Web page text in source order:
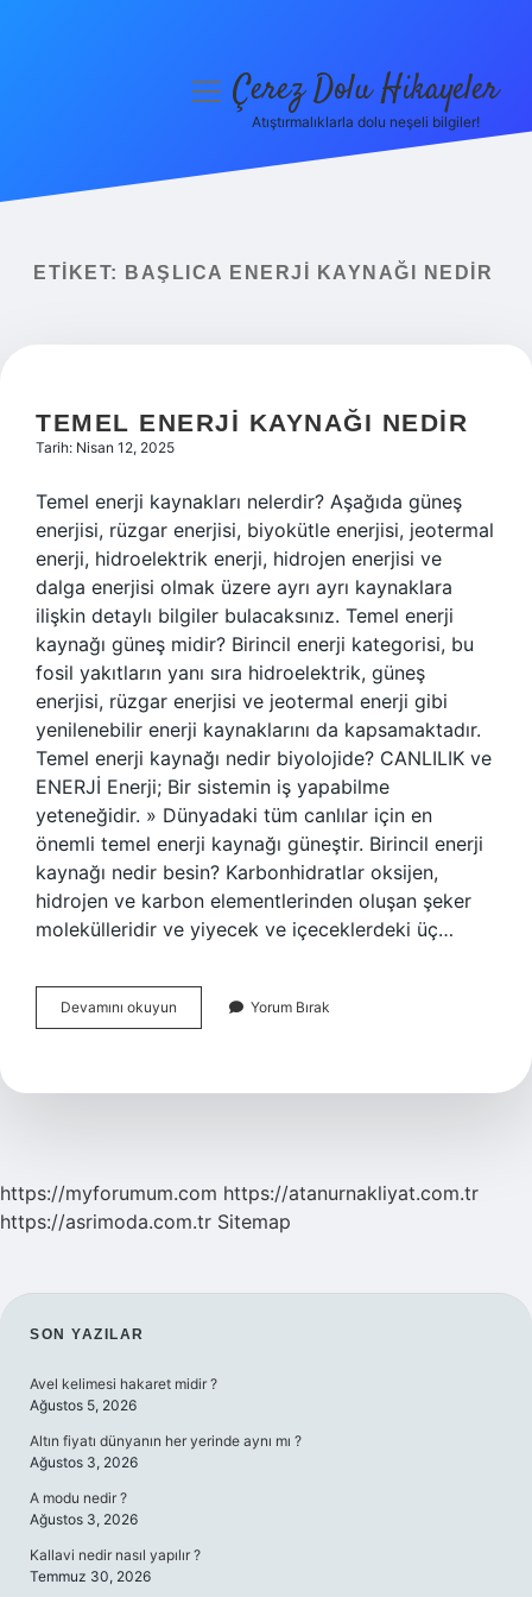
Yasal Uyarı
menüyüÇerez Dolu Hikayeler
Atıştırmalıklarla dolu neşeli bilgiler!
ETIKET: BAŞLICA ENERJI KAYNAĞI NEDIR
TEMEL ENERJI KAYNAĞI NEDIR
Tarih: Nisan 12, 2025
Temel enerji kaynakları nelerdir? Aşağıda güneş
enerjisi, rüzgar enerjisi, biyokütle enerjisi, jeotermal
enerji, hidroelektrik enerji, hidrojen enerjisi ve
dalga enerjisi olmak üzere ayrı ayrı kaynaklara
ilişkin detaylı bilgiler bulacaksınız. Temel enerji
kaynağı güneş midir? Birincil enerji kategorisi, bu
fosil yakıtların yanı sıra hidroelektrik, güneş
enerjisi, rüzgar enerjisi ve jeotermal enerji gibi
yenilenebilir enerji kaynaklarını da kapsamaktadır.
Temel enerji kaynağı nedir biyolojide? CANLILIK ve
ENERJİ Enerji; Bir sistemin iş yapabilme
yeteneğidir. » Dünyadaki tüm canlılar için en
önemli temel enerji kaynağı güneştir. Birincil enerji
kaynağı nedir besin? Karbonhidratlar oksijen,
hidrojen ve karbon elementlerinden oluşan şeker
molekülleridir ve yiyecek ve içeceklerdeki üç…
Devamını okuyun
Enerji
Yorum Bırak
https://myforumum.com https://atanurnakliyat.com.tr
https://asrimoda.com.tr Sitemap
SIDEBAR
SON YAZILAR
Avel kelimesi hakaret midir ?
Ağustos 5, 2026
Altın fiyatı dünyanın her yerinde aynı mı ?
Ağustos 3, 2026
A modu nedir ?
Ağustos 3, 2026
Kallavi nedir nasıl yapılır ?
Temmuz 30, 2026